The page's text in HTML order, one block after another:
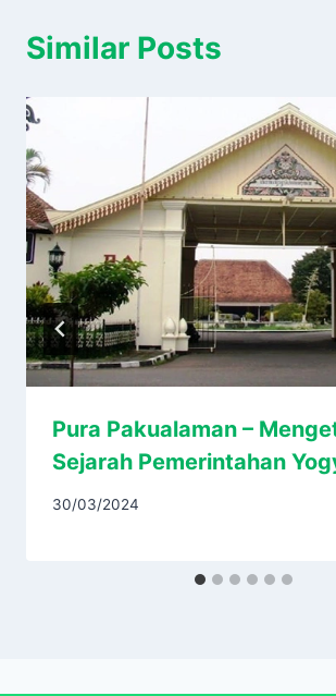
Similar Posts
Pura Pakualaman –
Sejarah Pemerintahan
30/03/2024